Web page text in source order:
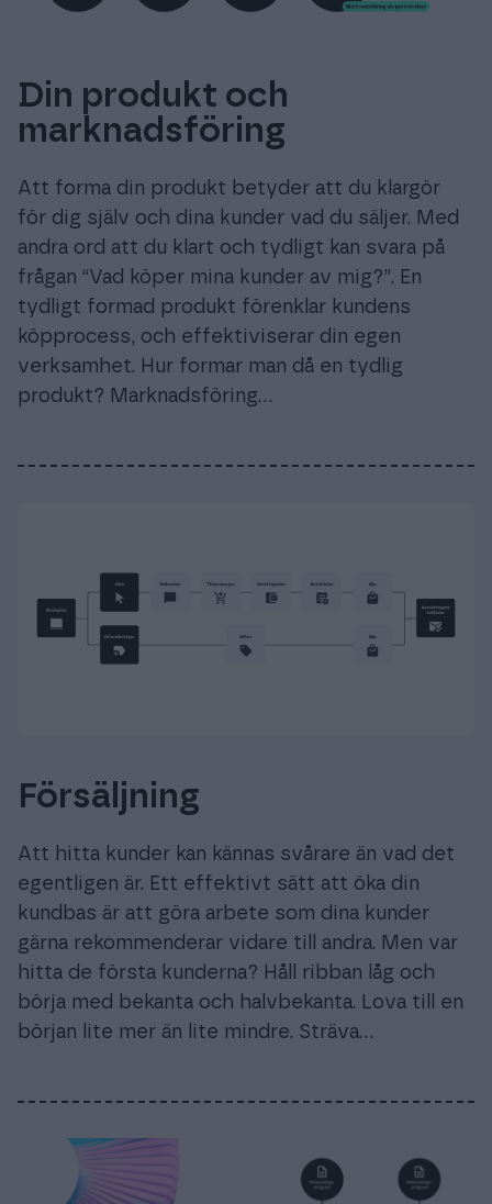
Din produkt och
marknadsföring
Att forma din produkt betyder att du klargör
för dig själv och dina kunder vad du säljer. Med
andra ord att du klart och tydligt kan svara på
frågan “Vad köper mina kunder av mig?”. En
tydligt formad produkt förenklar kundens
köpprocess, och effektiviserar din egen
verksamhet. Hur formar man då en tydlig
produkt? Marknadsföring…
Försäljning
Att hitta kunder kan kännas svårare än vad det
egentligen är. Ett effektivt sätt att öka din
kundbas är att göra arbete som dina kunder
gärna rekommenderar vidare till andra. Men var
hitta de första kunderna? Håll ribban låg och
börja med bekanta och halvbekanta. Lova till en
början lite mer än lite mindre. Sträva…